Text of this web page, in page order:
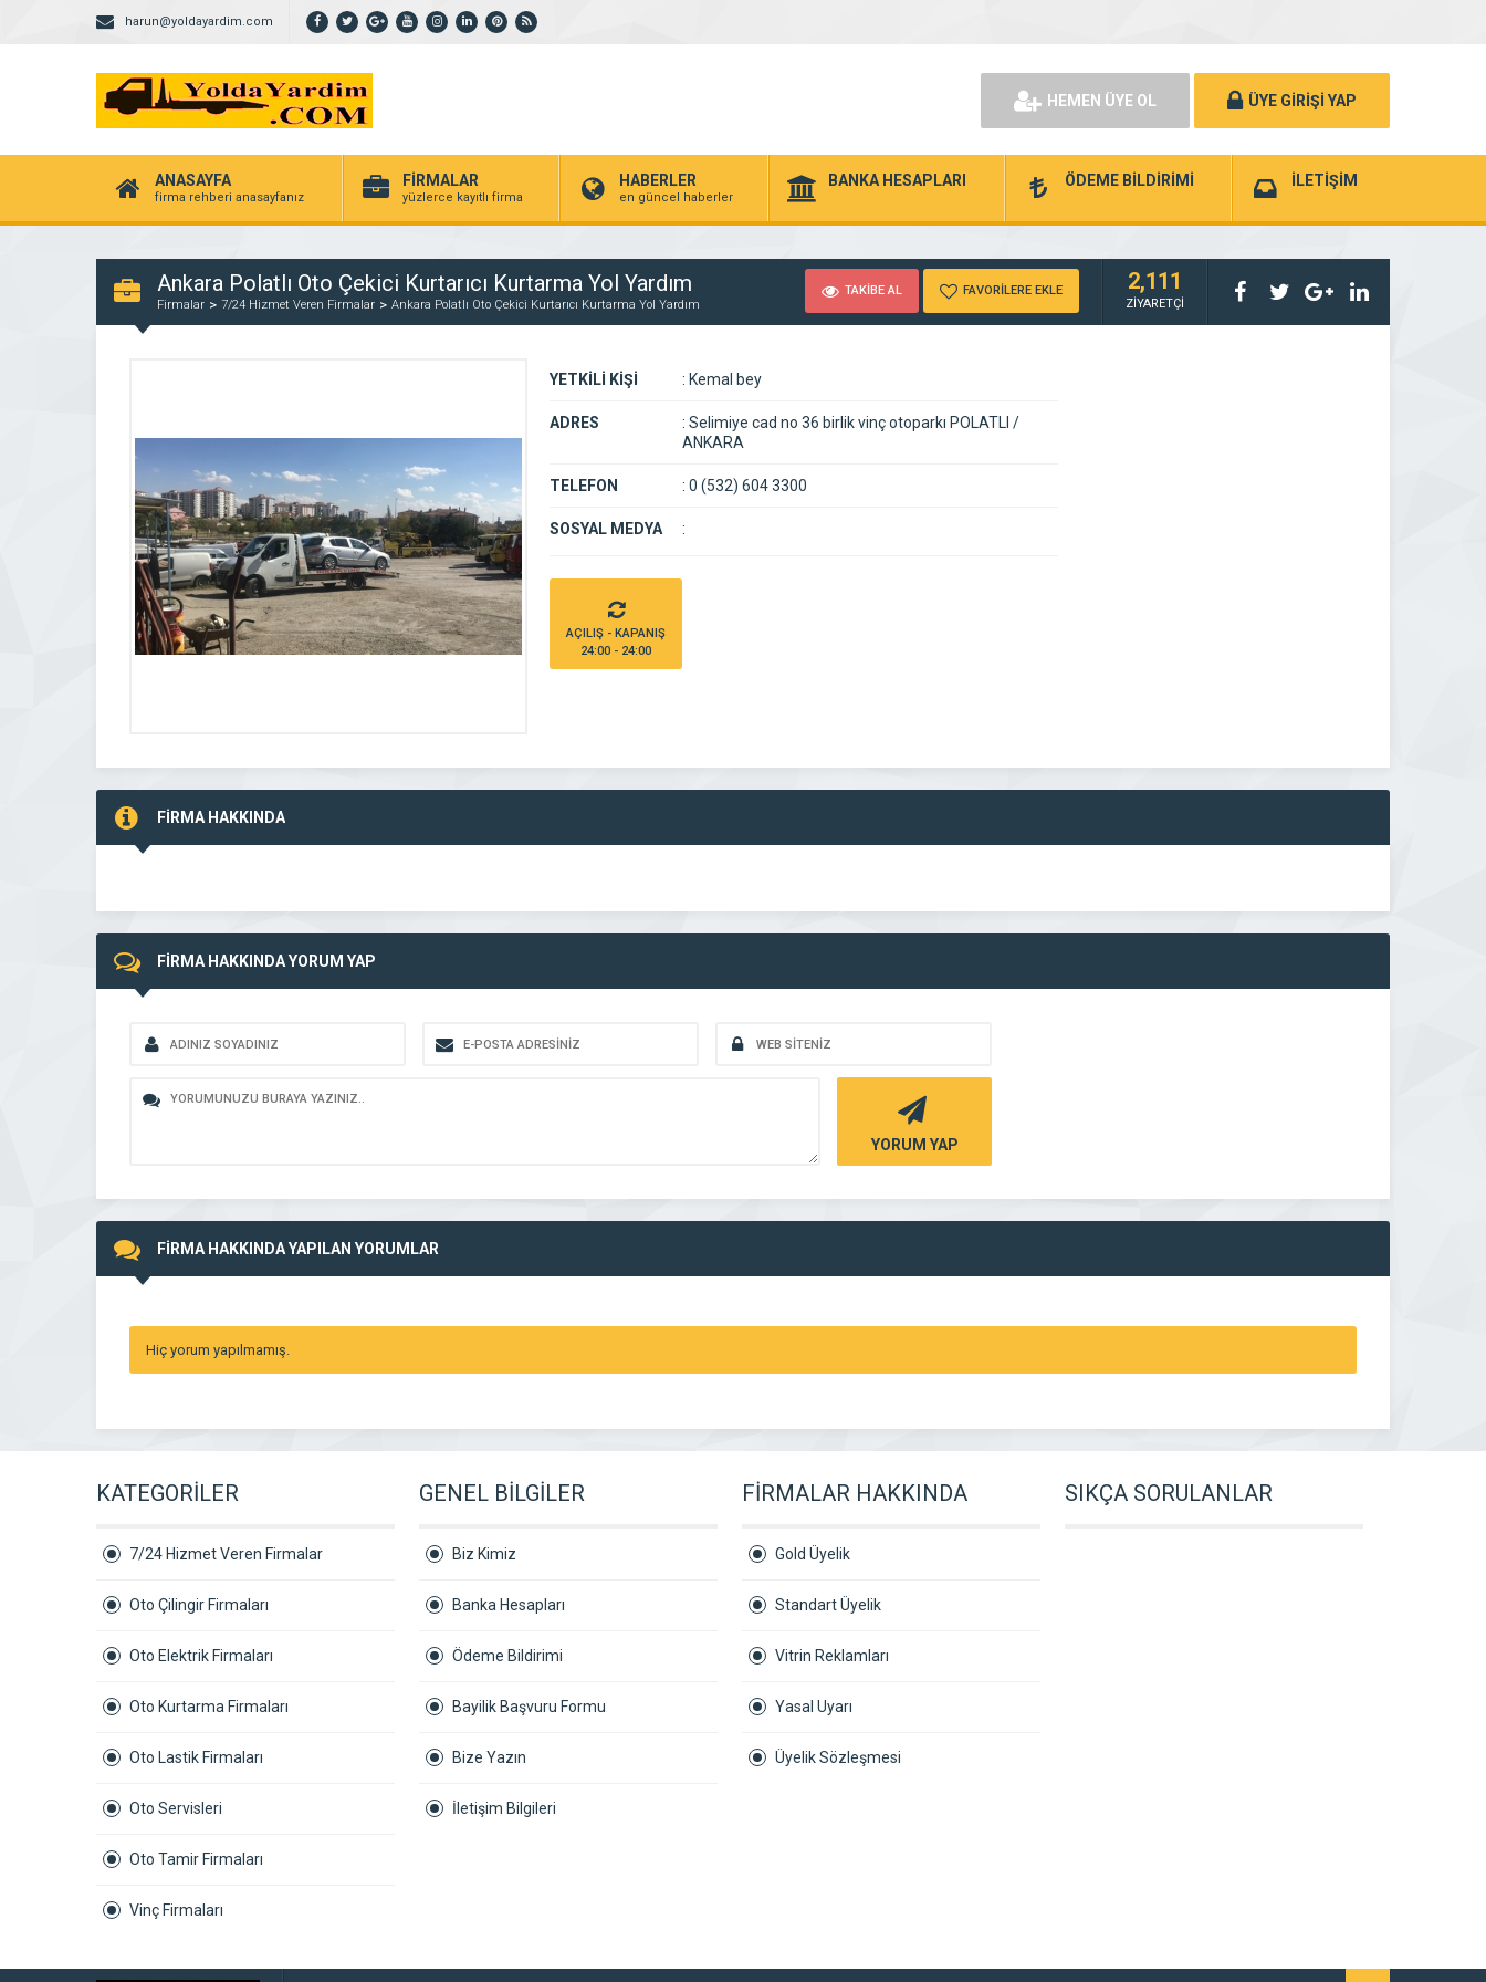
harun@yoldayardim.com
HEMEN ÜYE OL ÜYE GİRİŞİ YAP
ANASAYFA
firma rehberi anasayfanız
FİRMALAR
yüzlerce kayıtlı firma
HABERLER
en güncel haberler
BANKA HESAPLARI ÖDEME BİLDİRİMİ İLETİŞİM
Ankara Polatlı Oto Çekici Kurtarıcı Kurtarma Yol Yardım
Firmalar 7/24 Hizmet Veren Firmalar Ankara Polatlı Oto Çekici Kurtarıcı Kurtarma Yol Yardım
TAKİBE AL FAVORİLERE EKLE 2,111
ZİYARETÇİ
YETKİLİ KİŞİ : Kemal bey
ADRES : Selimiye cad no 36 birlik vinç otoparkı POLATLI /
ANKARA
TELEFON : 0 (532) 604 3300
SOSYAL MEDYA :
AÇILIŞ - KAPANIŞ
24:00 - 24:00
FİRMA HAKKINDA
FİRMA HAKKINDA YORUM YAP
YORUM YAP
FİRMA HAKKINDA YAPILAN YORUMLAR
Hiç yorum yapılmamış.
KATEGORİLER
7/24 Hizmet Veren Firmalar
Oto Çilingir Firmaları
Oto Elektrik Firmaları
Oto Kurtarma Firmaları
Oto Lastik Firmaları
Oto Servisleri
Oto Tamir Firmaları
Vinç Firmaları
GENEL BİLGİLER
Biz Kimiz
Banka Hesapları
Ödeme Bildirimi
Bayilik Başvuru Formu
Bize Yazın
İletişim Bilgileri
FİRMALAR HAKKINDA
Gold Üyelik
Standart Üyelik
Vitrin Reklamları
Yasal Uyarı
Üyelik Sözleşmesi
SIKÇA SORULANLAR